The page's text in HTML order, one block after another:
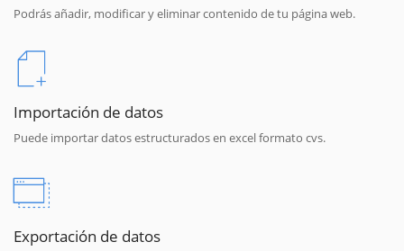
Podrás añadir, modificar y eliminar contenido de tu página web.
Importación de datos
Puede importar datos estructurados en excel formato cvs.
Exportación de datos